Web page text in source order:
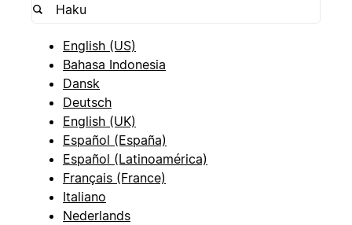
English (US)
Bahasa Indonesia
Dansk
Deutsch
English (UK)
Español (España)
Español (Latinoamérica)
Français (France)
Italiano
Nederlands